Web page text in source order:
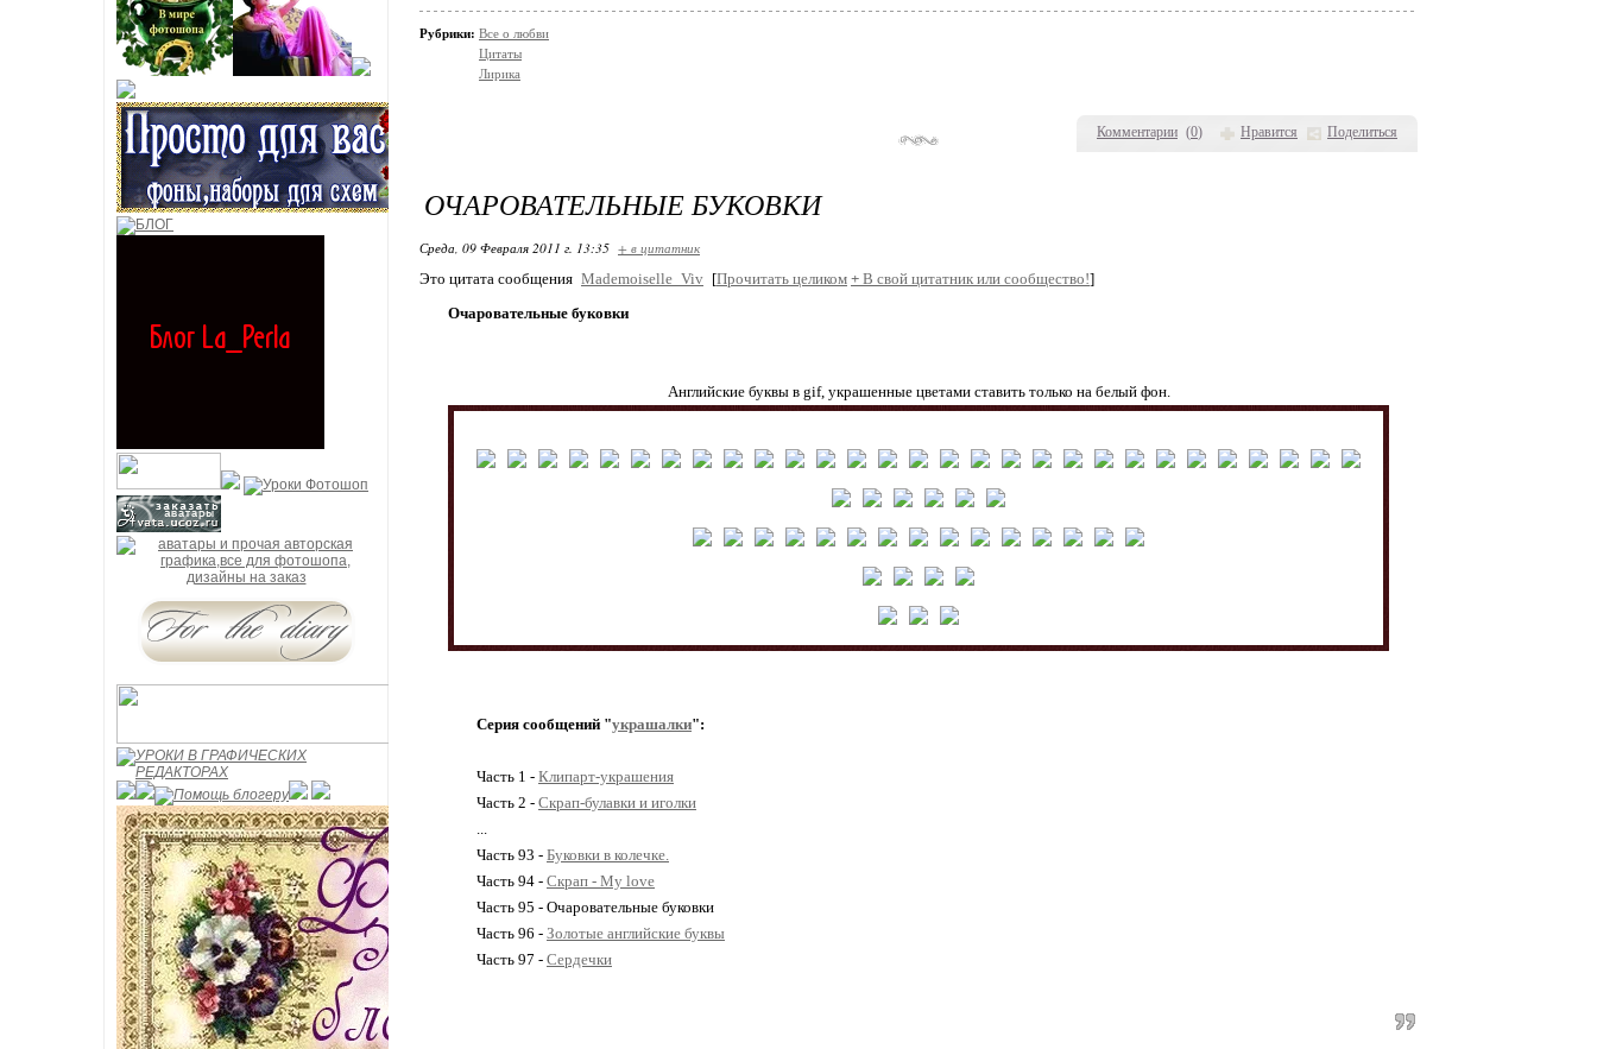
Комментарии (0) Нравится Поделиться
Рубрики: Все о любви
Цитаты
Лирика
ОЧАРОВАТЕЛЬНЫЕ БУКОВКИ
Среда, 09 Февраля 2011 г. 13:35 + в цитатник
Это цитата сообщения Mademoiselle_Viv [Прочитать целиком + В свой цитатник или сообщество!]
Очаровательные буковки
Английские буквы в gif, украшенные цветами ставить только на белый фон.
Серия сообщений "украшалки":
Часть 1 - Клипарт-украшения
Часть 2 - Скрап-булавки и иголки
...
Часть 93 - Буковки в колечке.
Часть 94 - Скрап - My love
Часть 95 - Очаровательные буковки
Часть 96 - Золотые английские буквы
Часть 97 - Сердечки